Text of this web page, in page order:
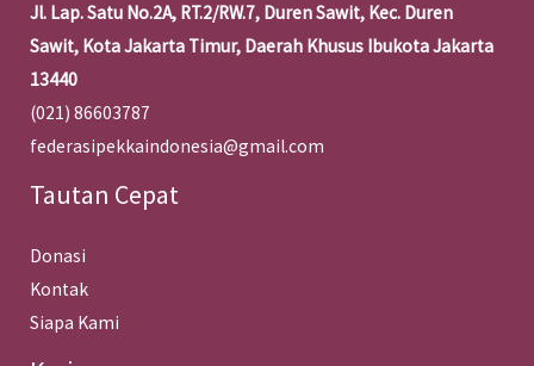
Jl. Lap. Satu No.2A, RT.2/RW.7, Duren Sawit, Kec. Duren
Sawit, Kota Jakarta Timur, Daerah Khusus Ibukota Jakarta
13440
(021) 86603787
federasipekkaindonesia@gmail.com
Tautan Cepat
Donasi
Kontak
Siapa Kami